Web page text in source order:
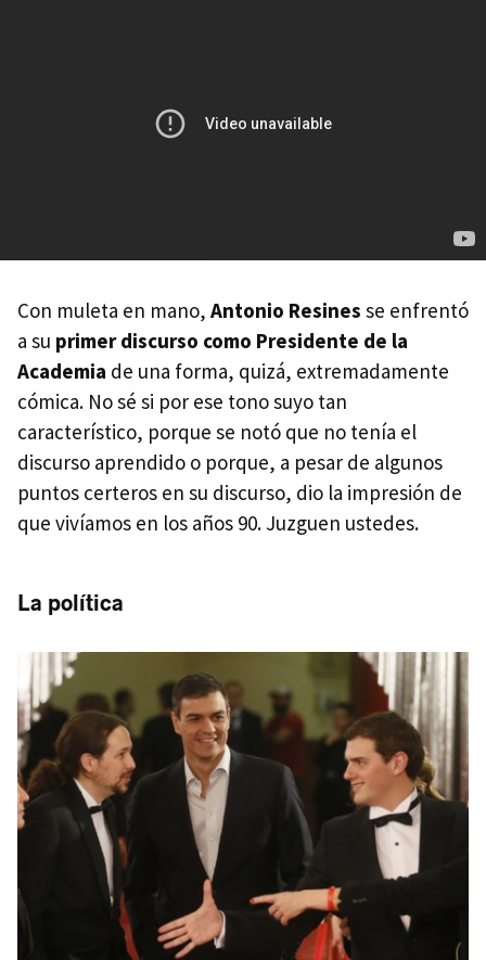
Con muleta en mano, Antonio Resines se enfrentó
a su primer discurso como Presidente de la
Academia de una forma, quizá, extremadamente
cómica. No sé si por ese tono suyo tan
característico, porque se notó que no tenía el
discurso aprendido o porque, a pesar de algunos
puntos certeros en su discurso, dio la impresión de
que vivíamos en los años 90. Juzguen ustedes.
La política